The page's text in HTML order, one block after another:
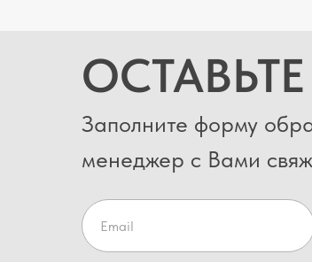
Заполните форму
менеджер с Вами